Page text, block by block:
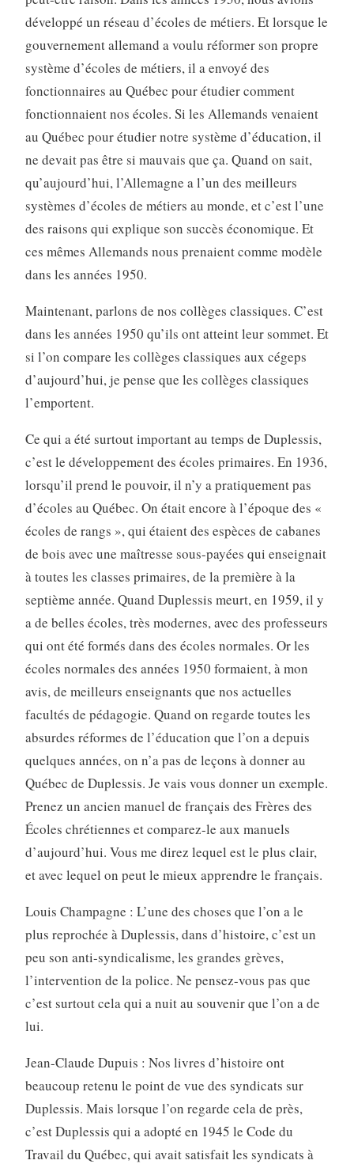
développé un réseau d’écoles de métiers. Et lorsque le
gouvernement allemand a voulu réformer son propre
système d’écoles de métiers, il a envoyé des
fonctionnaires au Québec pour étudier comment
fonctionnaient nos écoles. Si les Allemands venaient
au Québec pour étudier notre système d’éducation, il
ne devait pas être si mauvais que ça. Quand on sait,
qu’aujourd’hui, l’Allemagne a l’un des meilleurs
systèmes d’écoles de métiers au monde, et c’est l’une
des raisons qui explique son succès économique. Et
ces mêmes Allemands nous prenaient comme modèle
dans les années 1950.
Maintenant, parlons de nos collèges classiques. C’est
dans les années 1950 qu’ils ont atteint leur sommet. Et
si l’on compare les collèges classiques aux cégeps
d’aujourd’hui, je pense que les collèges classiques
l’emportent.
Ce qui a été surtout important au temps de Duplessis,
c’est le développement des écoles primaires. En 1936,
lorsqu’il prend le pouvoir, il n’y a pratiquement pas
d’écoles au Québec. On était encore à l’époque des «
écoles de rangs », qui étaient des espèces de cabanes
de bois avec une maîtresse sous-payées qui enseignait
à toutes les classes primaires, de la première à la
septième année. Quand Duplessis meurt, en 1959, il y
a de belles écoles, très modernes, avec des professeurs
qui ont été formés dans des écoles normales. Or les
écoles normales des années 1950 formaient, à mon
avis, de meilleurs enseignants que nos actuelles
facultés de pédagogie. Quand on regarde toutes les
absurdes réformes de l’éducation que l’on a depuis
quelques années, on n’a pas de leçons à donner au
Québec de Duplessis. Je vais vous donner un exemple.
Prenez un ancien manuel de français des Frères des
Écoles chrétiennes et comparez-le aux manuels
d’aujourd’hui. Vous me direz lequel est le plus clair,
et avec lequel on peut le mieux apprendre le français.
Louis Champagne : L’une des choses que l’on a le
plus reprochée à Duplessis, dans d’histoire, c’est un
peu son anti-syndicalisme, les grandes grèves,
l’intervention de la police. Ne pensez-vous pas que
c’est surtout cela qui a nuit au souvenir que l’on a de
lui.
Jean-Claude Dupuis : Nos livres d’histoire ont
beaucoup retenu le point de vue des syndicats sur
Duplessis. Mais lorsque l’on regarde cela de près,
c’est Duplessis qui a adopté en 1945 le Code du
Travail du Québec, qui avait satisfait les syndicats à